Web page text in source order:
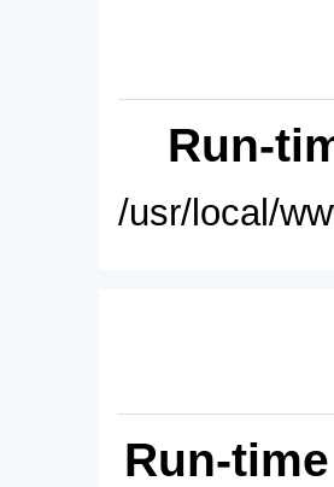
Run-
/usr/local/
Run-